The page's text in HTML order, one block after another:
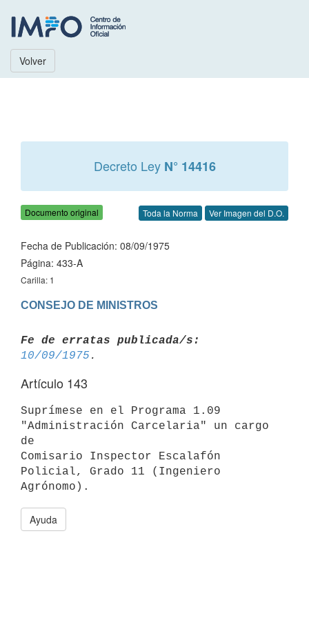
Volver
Decreto Ley N° 14416
Documento original Toda la Norma Ver Imagen del D.O.
Fecha de Publicación: 08/09/1975
Página: 433-A
Carilla: 1
CONSEJO DE MINISTROS
Fe de erratas publicada/s:
10/09/1975
Artículo 143
Suprímese en el Programa 1.09
"Administración Carcelaria" un cargo
de
Comisario Inspector Escalafón
Policial, Grado 11 (Ingeniero
Ayuda